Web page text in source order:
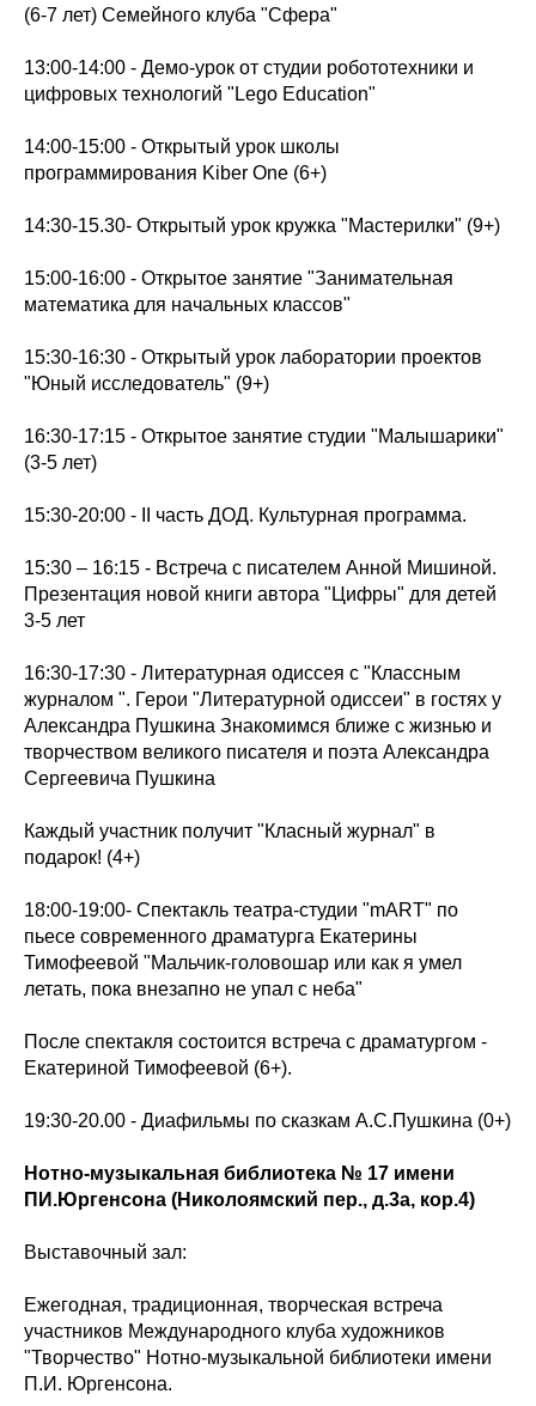
(6-7 лет) Семейного клуба "Сфера"
13:00-14:00 - Демо-урок от студии робототехники и
цифровых технологий "Lego Education"
14:00-15:00 - Открытый урок школы
программирования Kiber One (6+)
14:30-15.30- Открытый урок кружка "Мастерилки" (9+)
15:00-16:00 - Открытое занятие "Занимательная
математика для начальных классов"
15:30-16:30 - Открытый урок лаборатории проектов
"Юный исследователь" (9+)
16:30-17:15 - Открытое занятие студии "Малышарики"
(3-5 лет)
15:30-20:00 - II часть ДОД. Культурная программа.
15:30 – 16:15 - Встреча с писателем Анной Мишиной.
Презентация новой книги автора "Цифры" для детей
3-5 лет
16:30-17:30 - Литературная одиссея с "Классным
журналом ". Герои "Литературной одиссеи" в гостях у
Александра Пушкина Знакомимся ближе с жизнью и
творчеством великого писателя и поэта Александра
Сергеевича Пушкина
Каждый участник получит "Класный журнал" в
подарок! (4+)
18:00-19:00- Спектакль театра-студии "mART" по
пьесе современного драматурга Екатерины
Тимофеевой "Мальчик-головошар или как я умел
летать, пока внезапно не упал с неба"
После спектакля состоится встреча с драматургом -
Екатериной Тимофеевой (6+).
19:30-20.00 - Диафильмы по сказкам А.С.Пушкина (0+)
Нотно-музыкальная библиотека № 17 имени
ПИ.Юргенсона (Николоямский пер., д.3а, кор.4)
Выставочный зал:
Ежегодная, традиционная, творческая встреча
участников Международного клуба художников
"Творчество" Нотно-музыкальной библиотеки имени
П.И. Юргенсона.